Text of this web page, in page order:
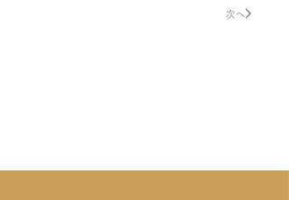
次へ